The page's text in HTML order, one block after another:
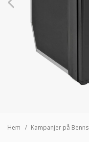
Hem Kampanjer på Benns